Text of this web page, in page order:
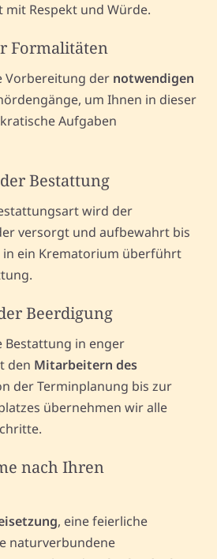
Respekt und Würde.
Formalitäten
Vorbereitung der notwendigen
um Ihnen in dieser
Aufgaben
Bestattung
wird der
versorgt und aufbewahrt bis
in ein Krematorium überführt
Beerdigung
in enger
den Mitarbeitern des
der Terminplanung bis zur
übernehmen wir alle
nach Ihren
, eine feierliche
naturverbundene